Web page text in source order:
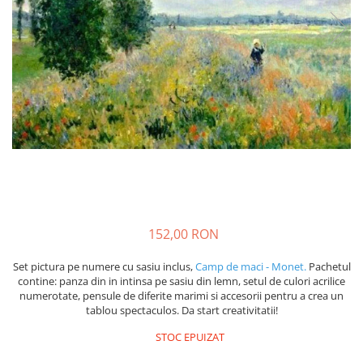
152,00 RON
Set pictura pe numere cu sasiu inclus,Camp de maci - Monet.Pachetul
contine: panza din in intinsa pe sasiu din lemn, setul de culori acrilice
numerotate, pensule de diferite marimi si accesorii pentru a crea un
tablou spectaculos. Da start creativitatii!
STOC EPUIZAT